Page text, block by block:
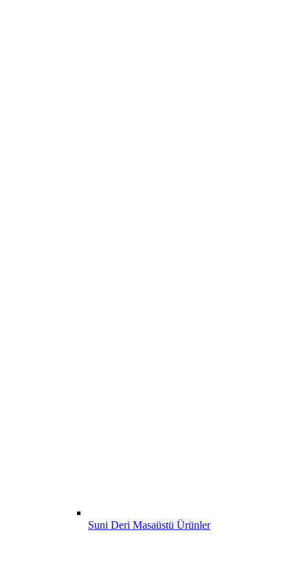
Suni Deri Masaüstü Ürünler